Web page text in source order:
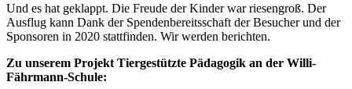
Und es hat geklappt. Die Freude der Kinder war riesengroß. Der
Ausflug kann Dank der Spendenbereitsschaft der Besucher und der
Sponsoren in 2020 stattfinden. Wir werden berichten.
Zu unserem Projekt Tiergestützte Pädagogik an der Willi-
Fährmann-Schule: